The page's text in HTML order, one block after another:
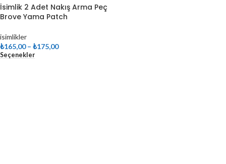
İsimlik 2 Adet Nakış Arma Peç
Brove Yama Patch
isimlikler
₺165,00 – ₺175,00
Seçenekler